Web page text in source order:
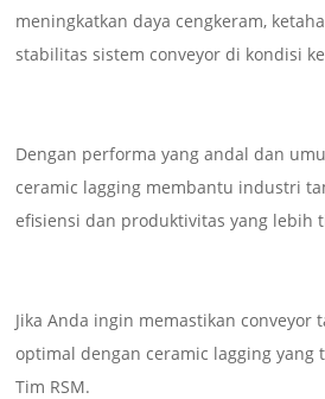
meningkatkan daya cengkeram,
stabilitas sistem conveyor di kondisi
Dengan performa yang andal dan
ceramic lagging membantu industri
efisiensi dan produktivitas yang lebih
Jika Anda ingin memastikan conveyor
optimal dengan ceramic lagging yang
Tim RSM.